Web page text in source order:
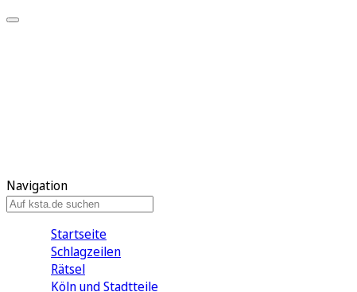
Navigation
Startseite
Schlagzeilen
Rätsel
Köln und Stadtteile